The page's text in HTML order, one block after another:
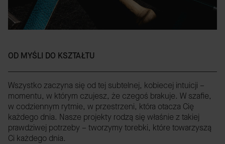
OD MYŚLI DO KSZTAŁTU
Wszystko zaczyna się od tej subtelnej, kobiecej intuicji –
momentu, w którym czujesz, że czegoś brakuje. W szafie,
w codziennym rytmie, w przestrzeni, która otacza Cię
każdego dnia. Nasze projekty rodzą się właśnie z takiej
prawdziwej potrzeby – tworzymy torebki, które towarzyszą
Ci każdego dnia.